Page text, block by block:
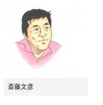
斎藤文彦